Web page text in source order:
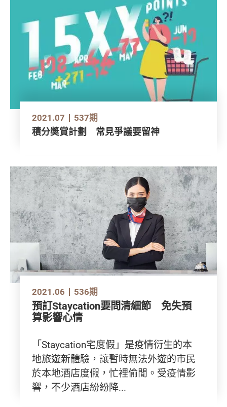
2021.07 537期
積分奬賞計劃 常見爭議要留神
2021.06 536期
預訂Staycation要問清細節 免失預
算影響心情
「Staycation宅度假」是疫情衍生的本
地旅遊新體驗，讓暫時無法外遊的市民
於本地酒店度假，忙裡偷閒。受疫情影
響，不少酒店紛紛降...